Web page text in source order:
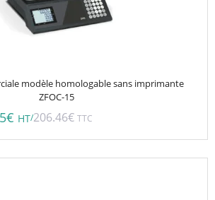
modèle homologable sans imprimante
ZFOC-15
€ HT/206.46€ TTC